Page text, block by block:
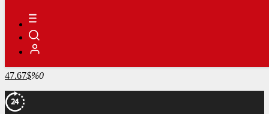
RİPPLE
49.23
%-1.7
TETHER
47.67$%0